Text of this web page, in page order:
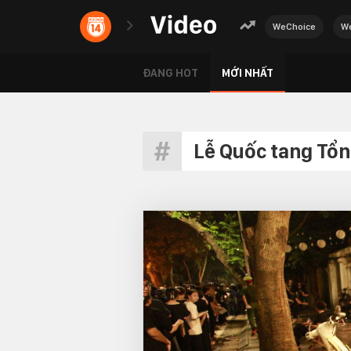
WeChoice
ĐANG HOT MỚI NHẤT
Lễ Quốc tang